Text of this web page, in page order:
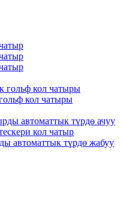
гольф кол чатыры
кол чатыры
автоматтык түрдө ачуу
кол чатыр
автоматтык түрдө жабуу